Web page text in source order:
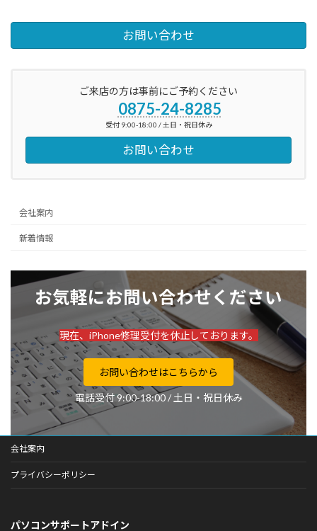
お問い合わせ
ご来店の方は事前にご予約ください
0875-24-8285
受付 9:00-18:00 / 土日・祝日休み
お問い合わせ
会社案内
新着情報
お気軽にお問い合わせください
現在、iPhone修理受付を休止しております。
お問い合わせはこちらから
電話受付 9:00-18:00 / 土日・祝日休み
会社案内
プライバシーポリシー
パソコンサポートアドイン